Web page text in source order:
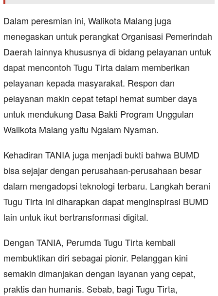
Dalam peresmian ini, Walikota Malang juga
menegaskan untuk perangkat Organisasi Pemerindah
Daerah lainnya khususnya di bidang pelayanan untuk
dapat mencontoh Tugu Tirta dalam memberikan
pelayanan kepada masyarakat. Respon dan
pelayanan makin cepat tetapi hemat sumber daya
untuk mendukung Dasa Bakti Program Unggulan
Walikota Malang yaitu Ngalam Nyaman.
Kehadiran TANIA juga menjadi bukti bahwa BUMD
bisa sejajar dengan perusahaan-perusahaan besar
dalam mengadopsi teknologi terbaru. Langkah berani
Tugu Tirta ini diharapkan dapat menginspirasi BUMD
lain untuk ikut bertransformasi digital.
Dengan TANIA, Perumda Tugu Tirta kembali
membuktikan diri sebagai pionir. Pelanggan kini
semakin dimanjakan dengan layanan yang cepat,
praktis dan humanis. Sebab, bagi Tugu Tirta,